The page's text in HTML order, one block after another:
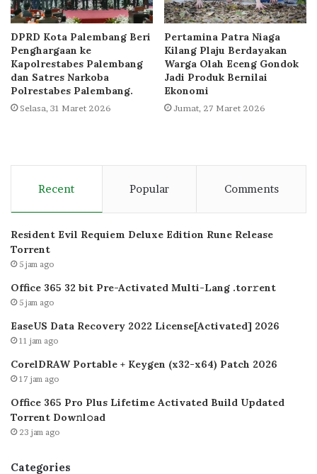
DPRD Kota Palembang Beri
Penghargaan ke
Kapolrestabes Palembang
dan Satres Narkoba
Polrestabes Palembang.
Selasa, 31 Maret 2026
Pertamina Patra Niaga
Kilang Plaju Berdayakan
Warga Olah Eceng Gondok
Jadi Produk Bernilai
Ekonomi
Jumat, 27 Maret 2026
Recent Popular Comments
Resident Evil Requiem Deluxe Edition Rune Release
Torrent
5 jam ago
Office 365 32 bit Pre-Activated Multi-Lang .tоr𝚛еnt
5 jam ago
EaseUS Data Recovery 2022 License[Activated] 2026
11 jam ago
CorelDRAW Portable + Keygen (x32-x64) Patch 2026
17 jam ago
Office 365 Pro Plus Lifetime Activated Build Updated
Torrent Dow𝚗l𝚘аd
23 jam ago
Categories